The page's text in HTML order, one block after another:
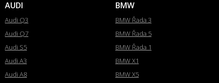
AUDI
Audi Q3
Audi Q7
Audi S5
Audi A3
Audi A8
BMW
BMW Řada 3
BMW Řada 5
BMW Řada 1
BMW X1
BMW X5